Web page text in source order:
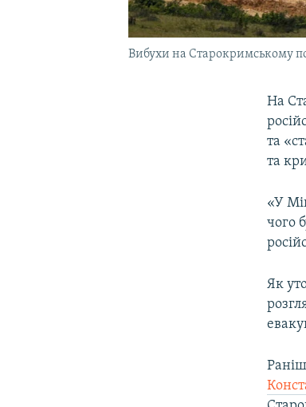
Вибухи на Старокримському
На
та
та
«У
чого
Як